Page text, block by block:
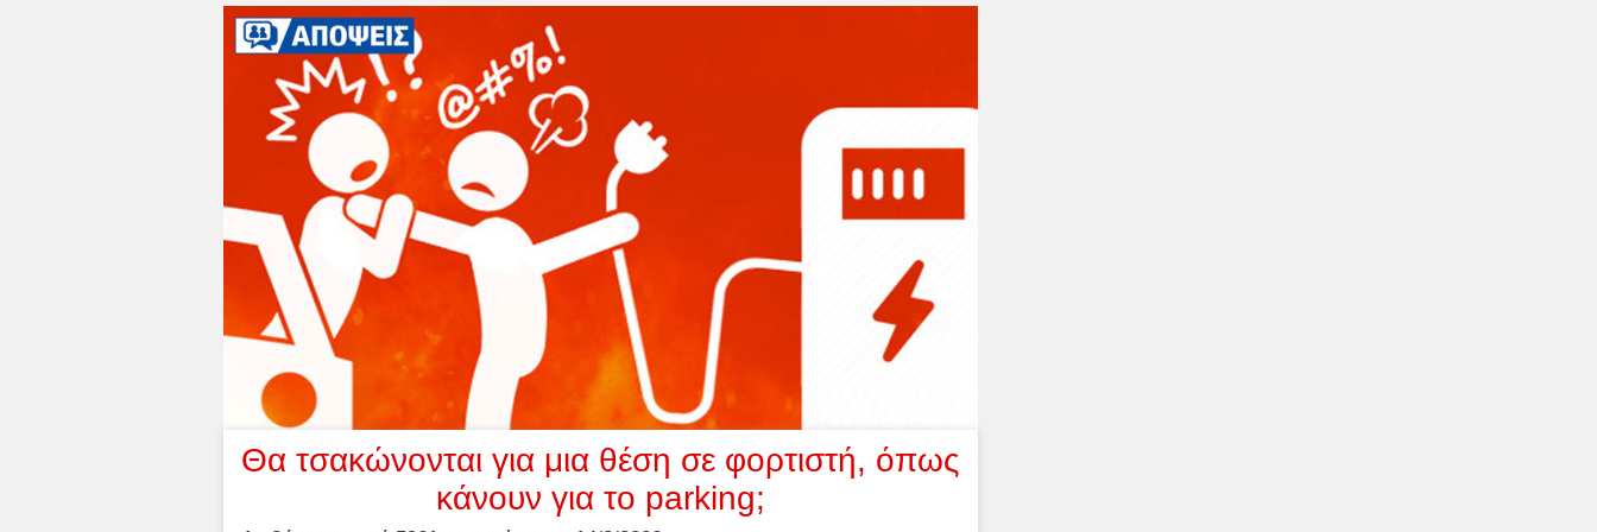
Θα τσακώνονται για μια θέση σε φορτιστή, όπως
κάνουν για το parking;